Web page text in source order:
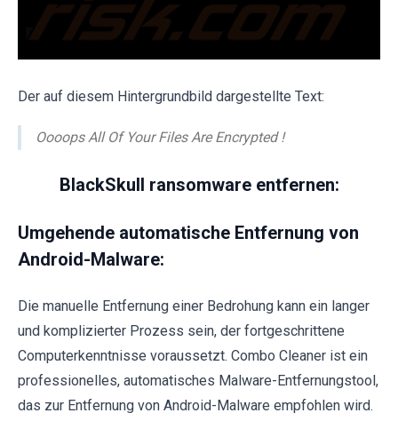
Der auf diesem Hintergrundbild dargestellte Text:
Oooops All Of Your Files Are Encrypted !
BlackSkull ransomware entfernen:
Umgehende automatische Entfernung von
Android-Malware:
Die manuelle Entfernung einer Bedrohung kann ein langer
und komplizierter Prozess sein, der fortgeschrittene
Computerkenntnisse voraussetzt. Combo Cleaner ist ein
professionelles, automatisches Malware-Entfernungstool,
das zur Entfernung von Android-Malware empfohlen wird.